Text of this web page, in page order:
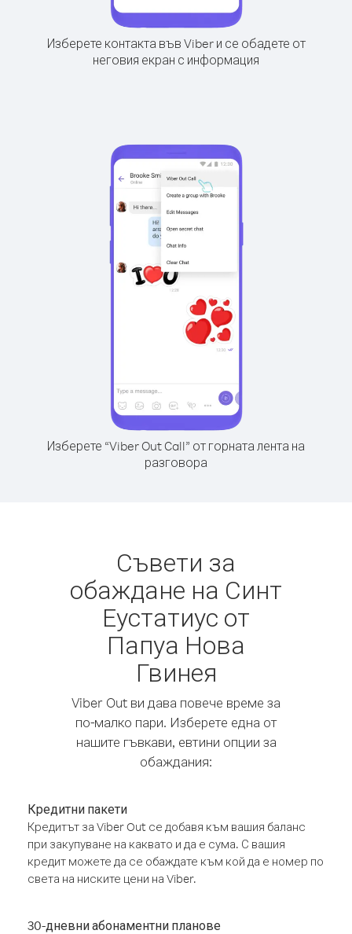
Изберете контакта във Viber и се обадете от
неговия екран с информация
Изберете “Viber Out Call” от горната лента на
разговора
Съвети за
обаждане на Синт
Еустатиус от
Папуа Нова
Гвинея
Viber Out ви дава повече време за
по-малко пари. Изберете една от
нашите гъвкави, евтини опции за
обаждания:
Кредитни пакети
Кредитът за Viber Out се добавя към вашия баланс
при закупуване на каквато и да е сума. С вашия
кредит можете да се обаждате към кой да е номер по
света на ниските цени на Viber.
30-дневни абонаментни планове